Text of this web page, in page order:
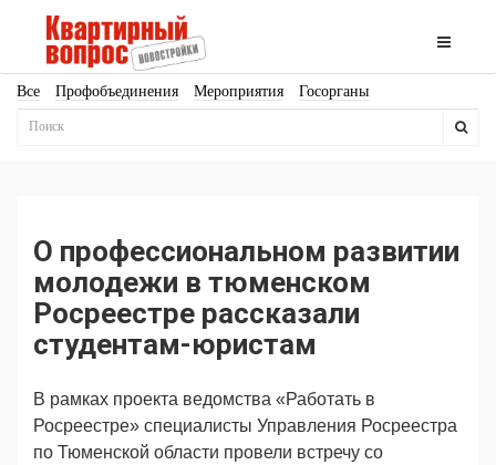
Все Профобъединения Мероприятия Госорганы
Новостройки
Продвижение
Ещё
О профессиональном развитии
молодежи в тюменском
Росреестре рассказали
студентам-юристам
В рамках проекта ведомства «Работать в
Росреестре» специалисты Управления Росреестра
по Тюменской области провели встречу со